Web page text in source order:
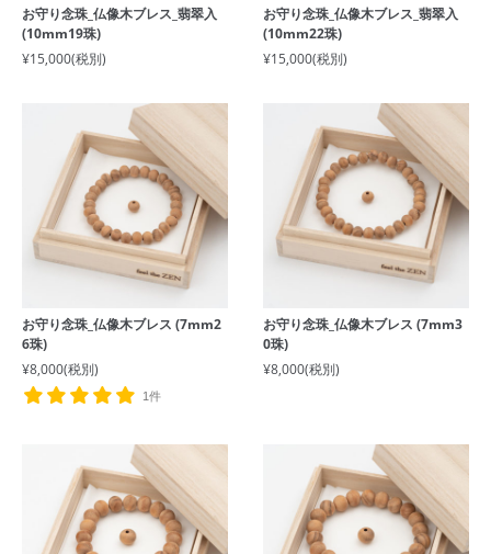
お守り念珠_仏像木ブレス_翡翠入
(10mm19珠)
¥15,000(税別)
お守り念珠_仏像木ブレス_翡翠入
(10mm22珠)
¥15,000(税別)
お守り念珠_仏像木ブレス (7mm2
6珠)
¥8,000(税別)
1件
お守り念珠_仏像木ブレス (7mm3
0珠)
¥8,000(税別)